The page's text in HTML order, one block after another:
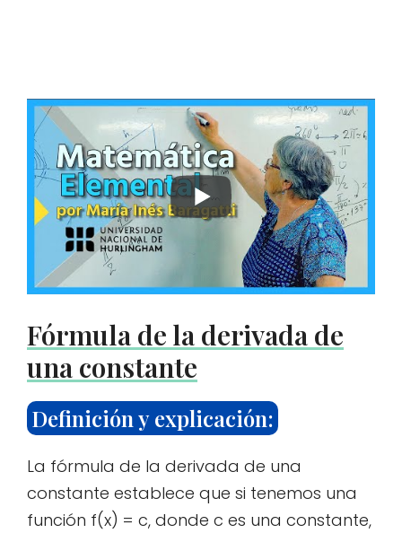
Fórmula de la derivada de
una constante
Definición y explicación:
La fórmula de la derivada de una
constante establece que si tenemos una
función f(x) = c, donde c es una constante,